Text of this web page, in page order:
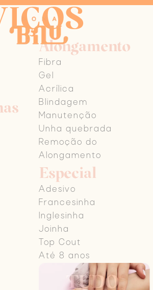
Alongamento
Fibra
Gel
Acrílica
Blindagem
Manutenção
Unha quebrada
Remoção do
Alongamento
Especial
Adesivo
Francesinha
Inglesinha
Joinha
Top Cout
Até 8 anos